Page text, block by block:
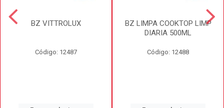
BZ VITTROLUX
Código: 12487
BZ LIMPA COOKTOP LIMP
DIARIA 500ML
Código: 12488